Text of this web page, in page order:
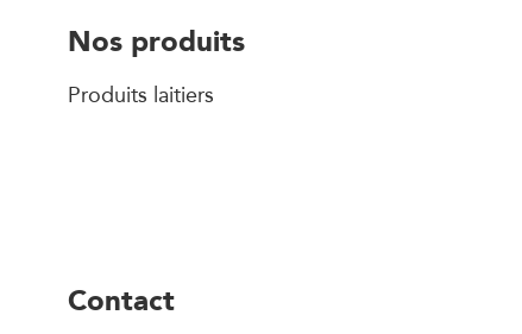
Nos produits
Produits laitiers
Contact